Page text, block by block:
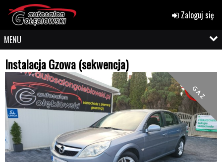
Zaloguj się
MENU
Instalacja Gzowa (sekwencja)
G A Z